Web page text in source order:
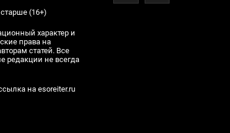
(16+)
характер и
права на
статей. Все
редакции не всегда
на esoreiter.ru